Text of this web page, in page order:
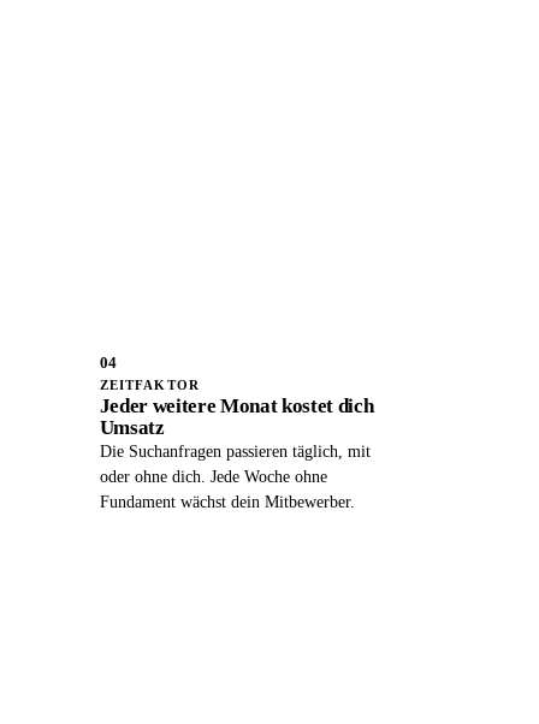
04
ZEITFAKTOR
Jeder weitere Monat kostet dich
Umsatz
Die Suchanfragen passieren täglich, mit
oder ohne dich. Jede Woche ohne
Fundament wächst dein Mitbewerber.